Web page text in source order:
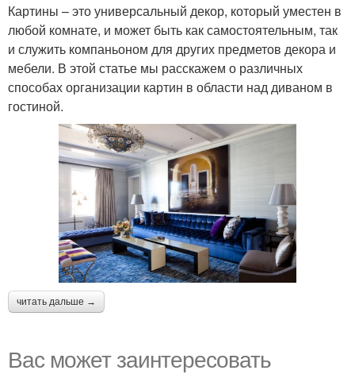
Картины – это универсальный декор, который уместен в
любой комнате, и может быть как самостоятельным, так
и служить компаньоном для других предметов декора и
мебели. В этой статье мы расскажем о различных
способах организации картин в области над диваном в
гостиной.
читать дальше →
Вас может заинтересовать